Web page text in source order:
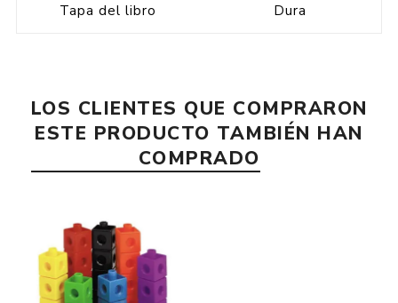
Tapa del libro Dura
LOS CLIENTES QUE COMPRARON
ESTE PRODUCTO TAMBIÉN HAN
COMPRADO